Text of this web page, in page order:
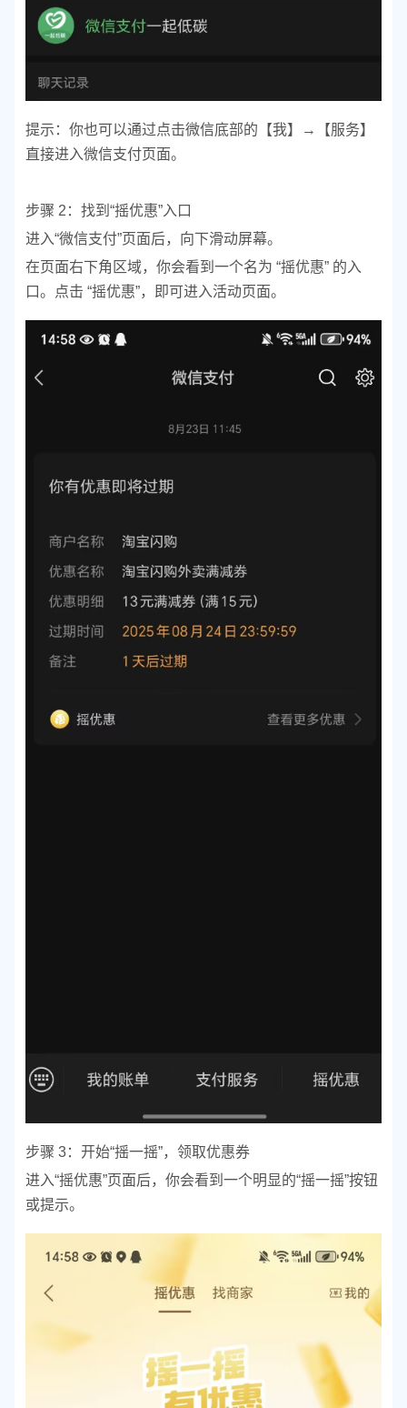
提示：你也可以通过点击微信底部的【我】→【服务】
直接进入微信支付页面。
步骤 2：找到“摇优惠”入口
进入“微信支付”页面后，向下滑动屏幕。
在页面右下角区域，你会看到一个名为 “摇优惠” 的入
口。
点击 “摇优惠”，即可进入活动页面。
步骤 3：开始“摇一摇”，领取优惠券
进入“摇优惠”页面后，你会看到一个明显的“摇一摇”按钮
或提示。